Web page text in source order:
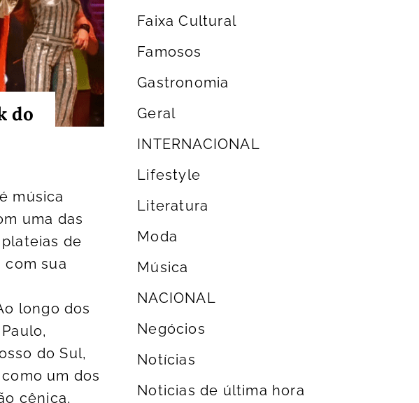
do
música
uma das
de
com sua
longo dos
do Sul,
um dos
cênica,
Faixa Cultural
Famosos
Gastronomia
Geral
INTERNACIONAL
Lifestyle
Literatura
Moda
Música
NACIONAL
Negócios
Notícias
Noticias de última hora